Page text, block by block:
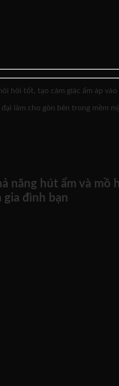
hôi tốt, tạo cảm giác ấm áp
làm cho gòn bên trong mềm
năng hút ẩm và
gia đình bạn